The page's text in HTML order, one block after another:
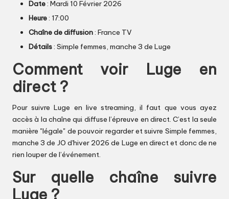
Date: Mardi 10 Février 2026
Heure: 17:00
Chaîne de diffusion: France TV
Détails: Simple femmes, manche 3 de Luge
Comment voir Luge en
direct ?
Pour suivre Luge en live streaming, il faut que vous ayez
accès à la chaîne qui diffuse l’épreuve en direct. C’est la seule
manière "légale" de pouvoir regarder et suivre Simple femmes,
manche 3 de JO d'hiver 2026 de Luge en direct et donc de ne
rien louper de l’événement.
Sur quelle chaîne suivre
Luge ?